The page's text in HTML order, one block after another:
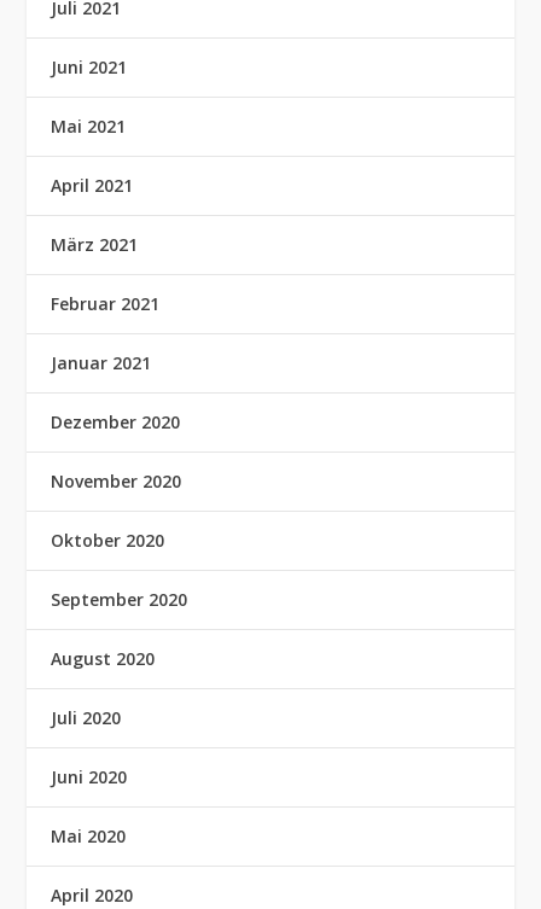
Juli 2021
Juni 2021
Mai 2021
April 2021
März 2021
Februar 2021
Januar 2021
Dezember 2020
November 2020
Oktober 2020
September 2020
August 2020
Juli 2020
Juni 2020
Mai 2020
April 2020